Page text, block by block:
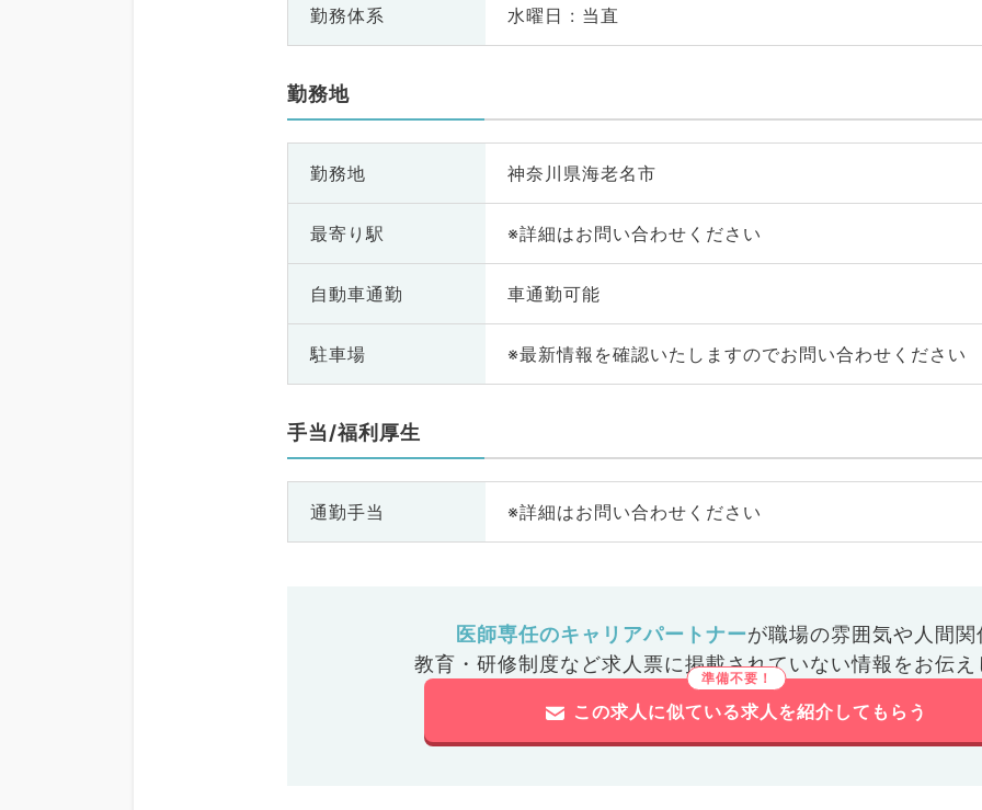
勤務体系 水曜日 : 当直
勤務地
勤務地 神奈川県海老名市
最寄り駅 ※詳細はお問い合わせください
自動車通勤 車通勤可能
駐車場 ※最新情報を確認いたしますのでお問い合わせください
手当/福利厚生
通勤手当 ※詳細はお問い合わせください
医師専任のキャリアパートナーが職場の雰囲気や人間関
教育・研修制度など求人票に掲載されていない情報をお伝え
この求人に似ている求人を紹介してもらう